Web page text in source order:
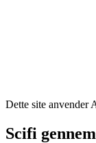
Dette site anvender
Scifi